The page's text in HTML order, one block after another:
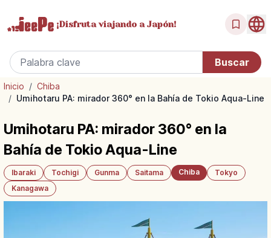
¡Disfrutaviajando a Japón!
Inicio / Chiba
/ Umihotaru PA: mirador 360° en la Bahía de Tokio Aqua-Line
Umihotaru PA: mirador 360° en la
Bahía de Tokio Aqua-Line
Ibaraki Tochigi Gunma Saitama Chiba
Tokyo
Kanagawa